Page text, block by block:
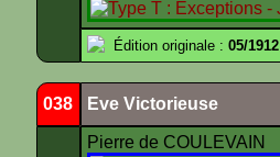
Édition originale : 05/1912
038 Eve Victorieuse
Pierre de COULEVAIN